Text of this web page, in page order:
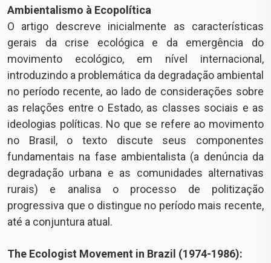
Ambientalismo à Ecopolítica
O artigo descreve inicialmente as características
gerais da crise ecológica e da emergência do
movimento ecológico, em nível internacional,
introduzindo a problemática da degradação ambiental
no período recente, ao lado de considerações sobre
as relações entre o Estado, as classes sociais e as
ideologias políticas. No que se refere ao movimento
no Brasil, o texto discute seus componentes
fundamentais na fase ambientalista (a denúncia da
degradação urbana e as comunidades alternativas
rurais) e analisa o processo de politização
progressiva que o distingue no período mais recente,
até a conjuntura atual.
The Ecologist Movement in Brazil (1974-1986):